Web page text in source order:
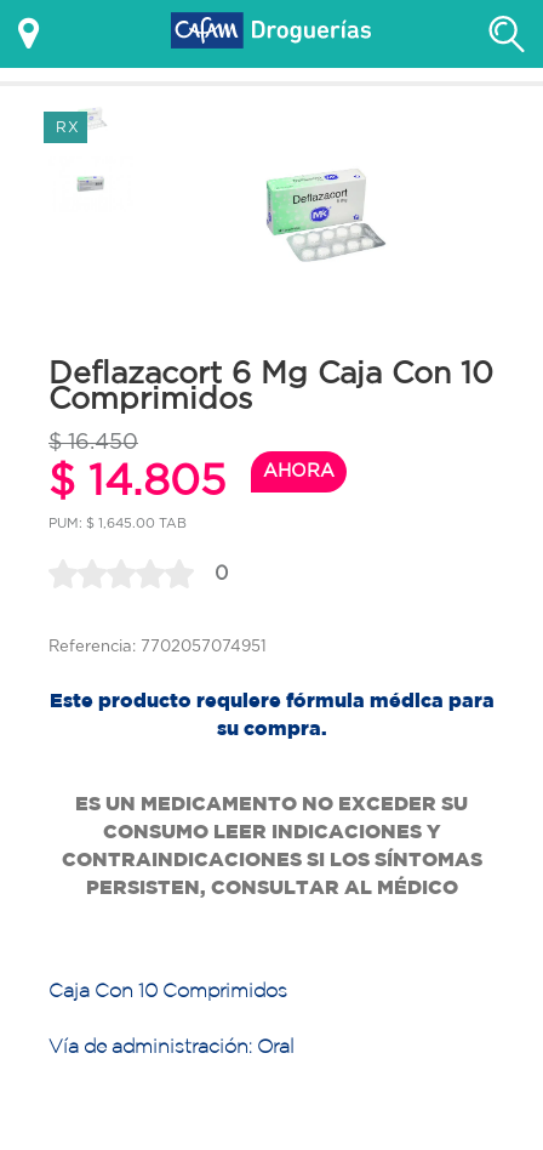
RX
Deflazacort 6 Mg Caja Con 10
Comprimidos
$ 16.450
$ 14.805 AHORA
PUM: $ 1,645.00 TAB
0
Referencia: 7702057074951
Este producto requiere fórmula médica para
su compra.
ES UN MEDICAMENTO NO EXCEDER SU
CONSUMO LEER INDICACIONES Y
CONTRAINDICACIONES SI LOS SÍNTOMAS
PERSISTEN, CONSULTAR AL MÉDICO
Caja Con 10 Comprimidos
Vía de administración: Oral